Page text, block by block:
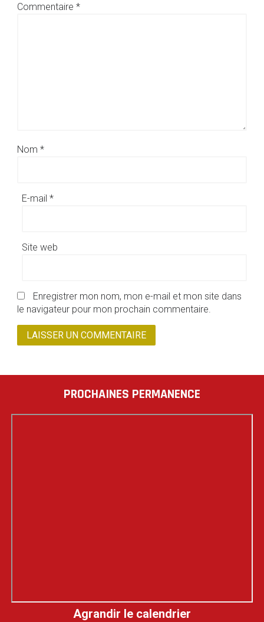
Commentaire *
Nom *
E-mail *
Site web
Enregistrer mon nom, mon e-mail et mon site dans
le navigateur pour mon prochain commentaire.
PROCHAINES PERMANENCE
Agrandir le calendrier